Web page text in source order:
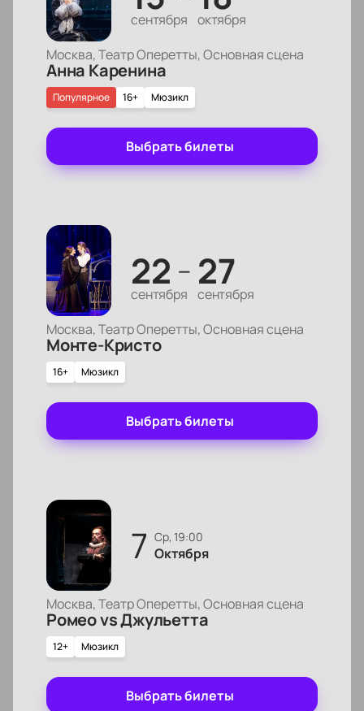
правилах бронирования и оплаты.
Обратите внимание, возможна смена актёрского
состава.
Режиссёр:Татьяна Константинова.
Актёрский состав:Павел Иванов, Владислав
Кирюхин, Елена Зайцева, Михаил Беспалов,
Василиса Николаева, Леонид Бахталин
сентября октября
Москва, Театр Оперетты, Основная сцена
Анна Каренина
16+ Мюзикл
Популярное
Выбрать билеты
22
сентября
— 27
сентября
Москва, Театр Оперетты, Основная сцена
Монте-Кристо
16+ Мюзикл
Выбрать билеты
7 ср, 19:00
Октября
Москва, Театр Оперетты, Основная сцена
Ромео vs Джульетта
12+ Мюзикл
Выбрать билеты